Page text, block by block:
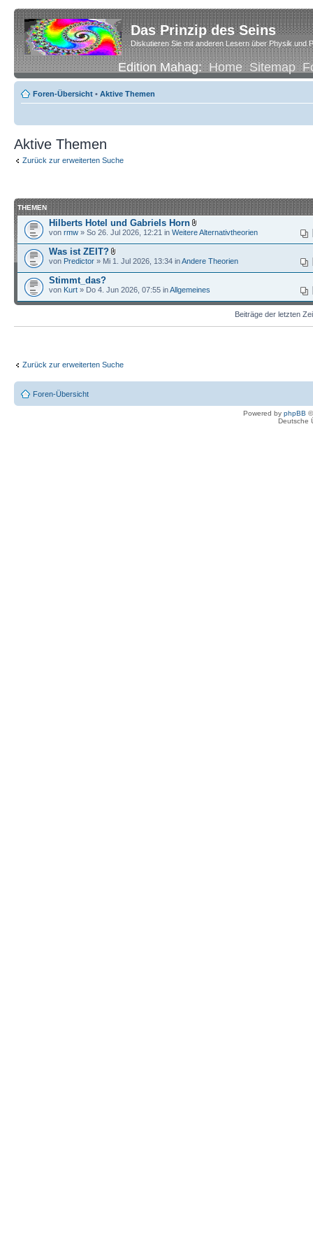
Das Prinzip des Seins
Diskutieren Sie mit anderen Lesern über Physik und
Edition Mahag:Home Sitemap
Foren-Übersicht • Aktive Themen
Aktive Themen
Zurück zur erweiterten Suche
THEMEN
Hilberts Hotel und Gabriels Horn
von rmw » So 26. Jul 2026, 12:21 in Weitere Alternativtheorien
Was ist ZEIT?
von Predictor » Mi 1. Jul 2026, 13:34 inAndere Theorien
Stimmt_das?
von Kurt » Do 4. Jun 2026, 07:55 inAllgemeines
Beiträge der letzten
Zurück zur erweiterten Suche
Foren-Übersicht
Powered by phpBB
Deutsche